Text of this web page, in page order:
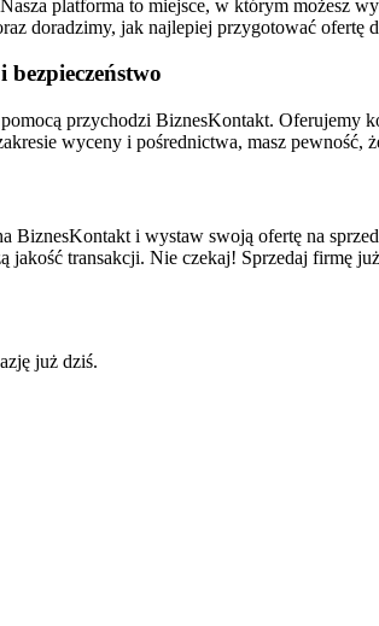
platforma to miejsce, w którym możesz
doradzimy, jak najlepiej przygotować ofertę
przychodzi BiznesKontakt.
wyceny i pośrednictwa, masz
BiznesKontakt i wystaw swoją ofertę na
jakość transakcji. Nie czekaj! Sprzedaj firmę
już dziś.